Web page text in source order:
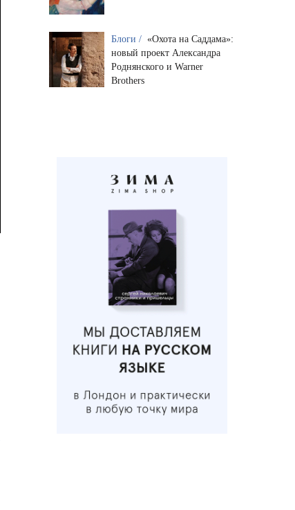
Блоги / «Охота на Саддама»:
новый проект Александра
Роднянского и Warner
Brothers